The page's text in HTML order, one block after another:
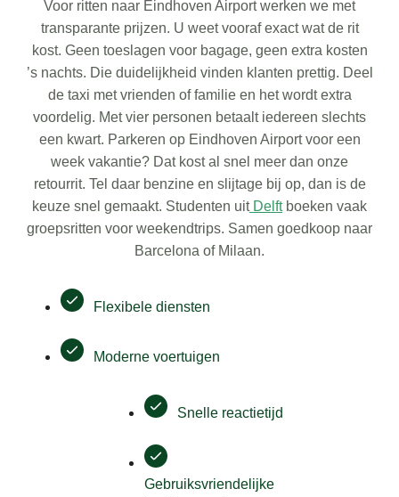
Voor ritten naar Eindhoven Airport werken we met
transparante prijzen. U weet vooraf exact wat de rit
kost. Geen toeslagen voor bagage, geen extra kosten
’s nachts. Die duidelijkheid vinden klanten prettig. Deel
de taxi met vrienden of familie en het wordt extra
voordelig. Met vier personen betaalt iedereen slechts
een kwart. Parkeren op Eindhoven Airport voor een
week vakantie? Dat kost al snel meer dan onze
retourrit. Tel daar benzine en slijtage bij op, dan is de
keuze snel gemaakt. Studenten uitDelftboeken vaak
groepsritten voor weekendtrips. Samen goedkoop naar
Barcelona of Milaan.
Flexibele diensten
Moderne voertuigen
Snelle reactietijd
Gebruiksvriendelijke